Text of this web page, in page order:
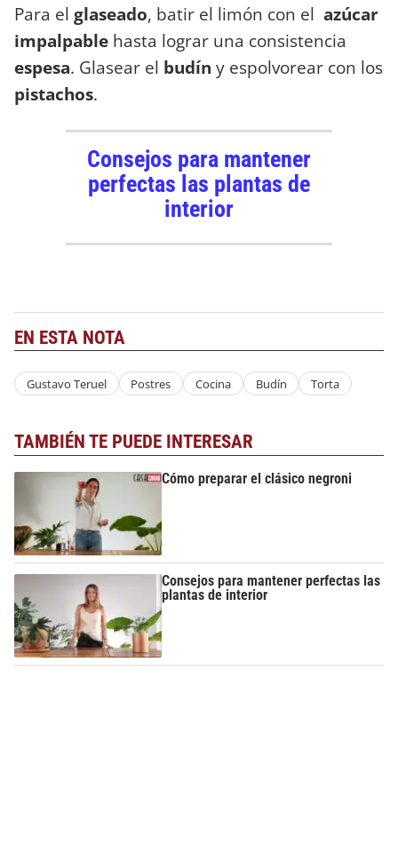
Para el glaseado, batir el limón con el azúcar
impalpable hasta lograr una consistencia
espesa. Glasear el budín y espolvorear con los
pistachos.
Consejos para mantener
perfectas las plantas de
interior
EN ESTA NOTA
Gustavo Teruel Postres Cocina Budín Torta
TAMBIÉN TE PUEDE INTERESAR
Cómo preparar el clásico negroni
Consejos para mantener perfectas las
plantas de interior